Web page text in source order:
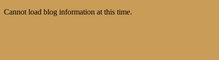
Cannot load blog information at this time.